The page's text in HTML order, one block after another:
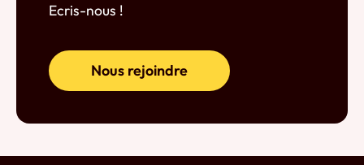
Ecris-nous !
Nous rejoindre